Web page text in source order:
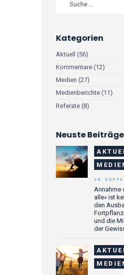
Kategorien
Aktuell (56)
Kommentare (12)
Medien (27)
Medienberichte (11)
Referate (8)
Neuste Beiträge
Annahme
alle» ist
den
und die
der
26.